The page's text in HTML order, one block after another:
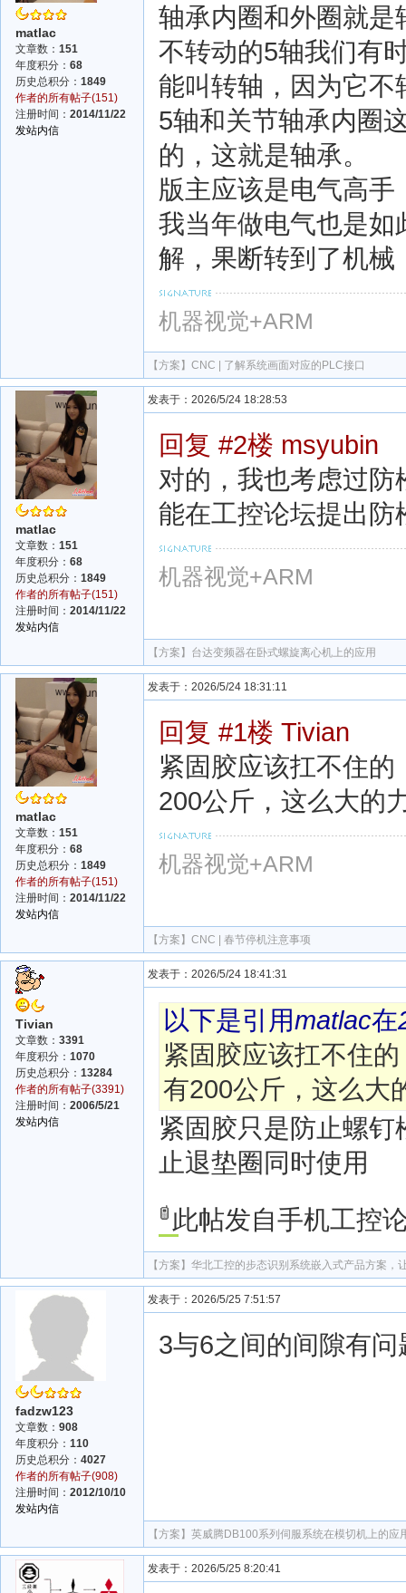
matlac
文章数： 151
年度积分： 68
历史总积分： 1849
作者的所有帖子(151)
注册时间： 2014/11/22
发站内信
轴承内圈和外圈就
不转动的5轴我们有
能叫转轴，因为它不
5轴和关节轴承内圈
的，这就是轴承。
版主应该是电气高
我当年做电气也是
解，果断转到了机
机器视觉+ARM
【方案】 CNC | 了解系统画面对应的PLC接口
matlac
文章数： 151
年度积分： 68
历史总积分： 1849
作者的所有帖子(151)
注册时间： 2014/11/22
发站内信
发表于：2026/5/24 18:28:53
回复 #2楼 msyubin
对的，我也考虑过防
能在工控论坛提出
机器视觉+ARM
【方案】 台达变频器在卧式螺旋离心机上的应用
matlac
文章数： 151
年度积分： 68
历史总积分： 1849
作者的所有帖子(151)
注册时间： 2014/11/22
发站内信
发表于：2026/5/24 18:31:11
回复 #1楼 Tivian
紧固胶应该扛不住
200公斤，这么大的
机器视觉+ARM
【方案】 CNC | 春节停机注意事项
Tivian
文章数： 3391
年度积分： 1070
历史总积分： 13284
作者的所有帖子(3391)
注册时间： 2006/5/21
发站内信
发表于：2026/5/24 18:41:31
以下是引用matlac在
紧固胶应该扛不住
有200公斤，这么大
紧固胶只是防止螺
止退垫圈同时使用
此帖发自手机工控
【方案】 华北工控的步态识别系统嵌入式产品方案，
fadzw123
文章数： 908
年度积分： 110
历史总积分： 4027
作者的所有帖子(908)
注册时间： 2012/10/10
发站内信
发表于：2026/5/25 7:51:57
3与6之间的间隙有问
【方案】 英威腾DB100系列伺服系统在模切机上的应
发表于：2026/5/25 8:20:41